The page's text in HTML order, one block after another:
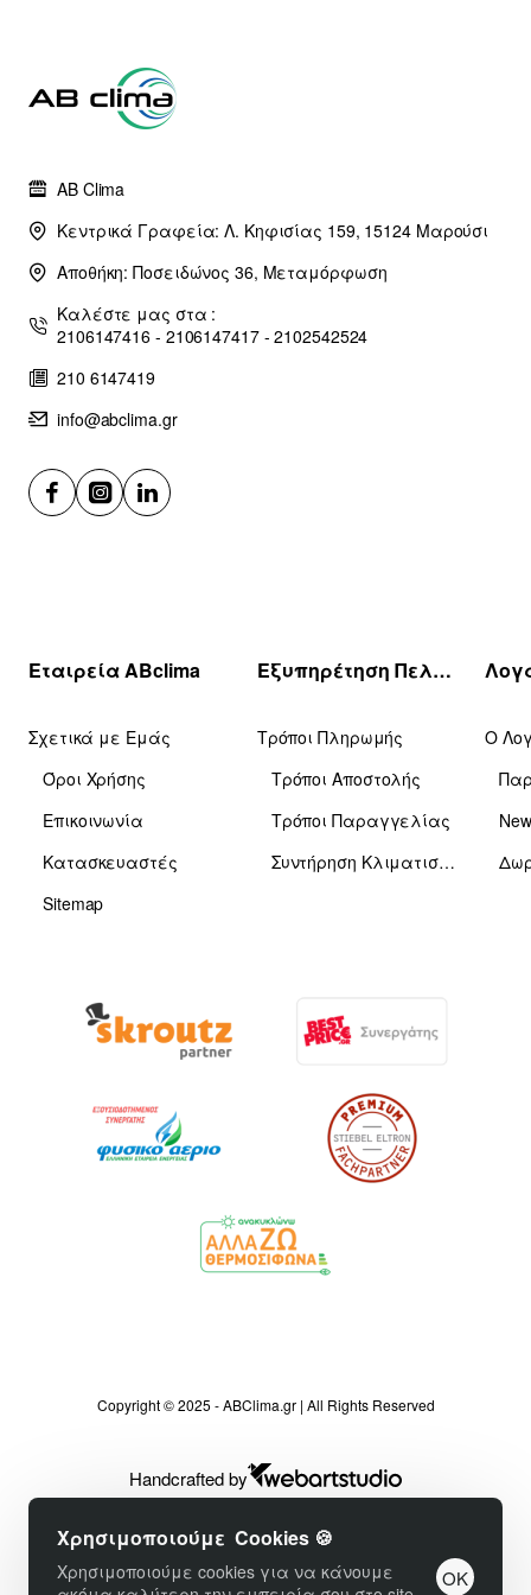
Χρησιμοποιούμε Cookies 🍪
Χρησιμοποιούμε cookies για να κάνουμε
OK
AB Clima
Κεντρικά Γραφεία: Λ. Κηφισίας 159, 15124 Μαρούσι
Αποθήκη: Ποσειδώνος 36, Μεταμόρφωση
Καλέστε μας στα :
2106147416 - 2106147417 - 2102542524
210 6147419
info@abclima.gr
Εταιρεία ABclima
Σχετικά με Εμάς
Όροι Χρήσης
Επικοινωνία
Κατασκευαστές
Sitemap
Εξυπηρέτηση Πελατών
Τρόποι Πληρωμής
Τρόποι Αποστολής
Τρόποι Παραγγελίας
Συντήρηση Κλιματιστικών
Ο
Copyright © 2025 - ABClima.gr | All Rights Reserved
Handcrafted by